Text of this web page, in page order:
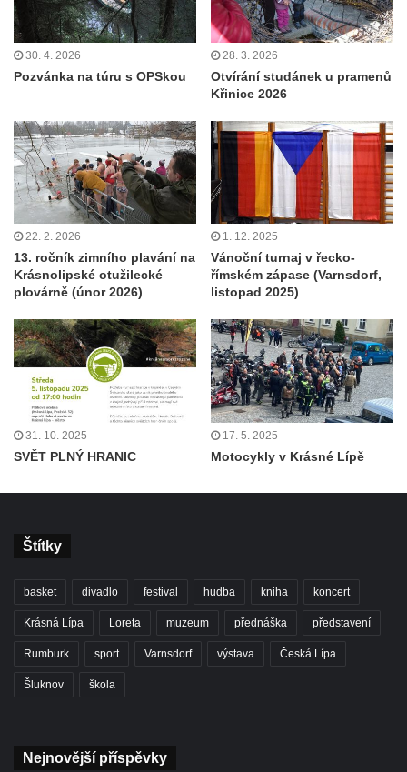
30. 4. 2026
Pozvánka na túru s OPSkou
28. 3. 2026
Otvírání studánek u pramenů
Křinice 2026
22. 2. 2026
13. ročník zimního plavání na
Krásnolipské otužilecké
plovárně (únor 2026)
1. 12. 2025
Vánoční turnaj v řecko-
římském zápase (Varnsdorf,
listopad 2025)
31. 10. 2025
SVĚT PLNÝ HRANIC
17. 5. 2025
Motocykly v Krásné Lípě
Štítky
basket divadlo festival hudba kniha koncert
Krásná Lípa Loreta muzeum přednáška představení
Rumburk sport Varnsdorf výstava Česká Lípa
Šluknov škola
Nejnovější příspěvky